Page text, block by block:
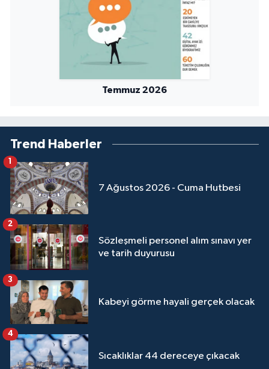
Temmuz 2026
Trend Haberler
7 Ağustos 2026 - Cuma Hutbesi
1
Sözleşmeli personel alım sınavı yer
ve tarih duyurusu
2
Kabeyi görme hayali gerçek olacak
3
Sıcaklıklar 44 dereceye çıkacak
4
Van Müftülüğü
Yalova Müftülüğü